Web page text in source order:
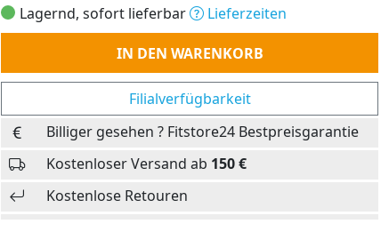
Lagernd, sofort lieferbar
Lieferzeiten
Anzahl
IN DEN WARENKORB
Filialverfügbarkeit
Billiger gesehen ? Fitstore24 Bestpreisgarantie
Kostenloser Versand ab 150 €
Kostenlose Retouren